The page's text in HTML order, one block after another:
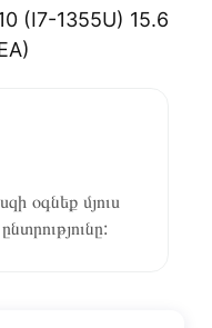
(I7-1355U) 15.6
օգնեք մյուս